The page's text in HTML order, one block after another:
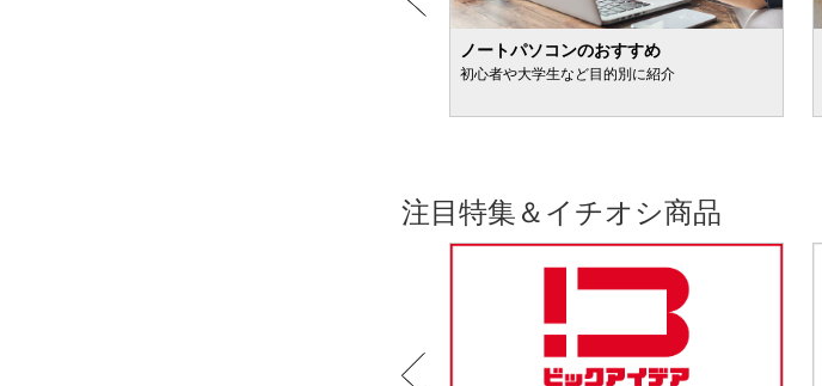
ノートパソコンのおすすめ
初心者や大学生など目的別に紹介
注目特集＆イチオシ商品